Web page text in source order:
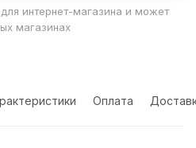
интернет-магазина и может
магазинах
Оплата